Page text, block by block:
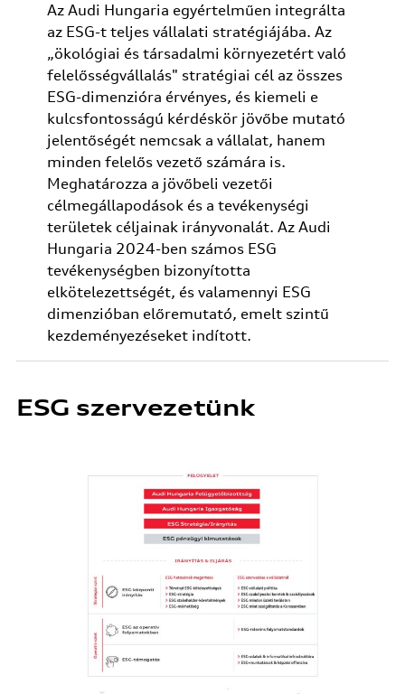
Az Audi Hungaria egyértelműen integrálta
az ESG-t teljes vállalati stratégiájába. Az
„ökológiai és társadalmi környezetért való
felelősségvállalás" stratégiai cél az összes
ESG-dimenzióra érvényes, és kiemeli e
kulcsfontosságú kérdéskör jövőbe mutató
jelentőségét nemcsak a vállalat, hanem
minden felelős vezető számára is.
Meghatározza a jövőbeli vezetői
célmegállapodások és a tevékenységi
területek céljainak irányvonalát. Az Audi
Hungaria 2024-ben számos ESG
tevékenységben bizonyította
elkötelezettségét, és valamennyi ESG
dimenzióban előremutató, emelt szintű
kezdeményezéseket indított.
ESG szervezetünk